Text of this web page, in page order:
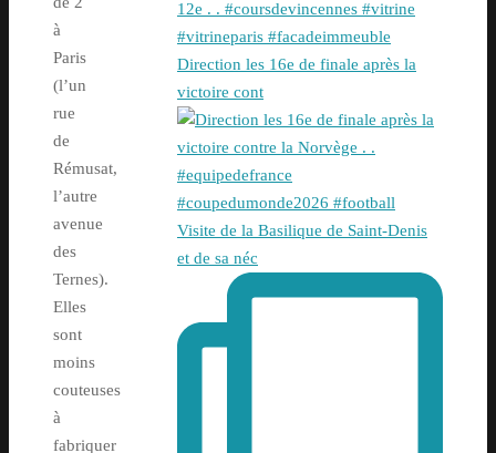
à
Paris
(l’un
rue
de
Rémusat,
l’autre
avenue
des
Ternes).
Elles
sont
moins
couteuses
à
fabriquer
Direction les 16e de finale après la
victoire cont
Visite de la Basilique de Saint-Denis
et de sa néc